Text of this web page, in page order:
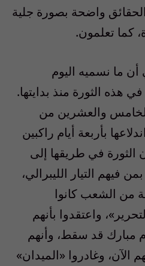
واضحة بصورة جلية
كما تعلمون.
ما نسميه اليوم
هذه الثورة منذ بدايتها.
والعشرين من
بأربعة أيام راكبين
الثورة في طريقها إلى
فيهم التيار الليبرالي،
من الشعب كانوا
واعتقدوا بأنهم
مبارك قد سقط، وأنهم
الآن، وغادروا «الميدان»